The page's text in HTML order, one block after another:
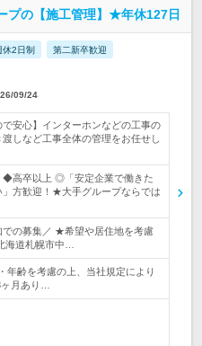
プの【施工管理】★年休127日
休2日制 第二新卒歓迎
09/24
で安心】インターホンなどの工事の
しなど工事全体の管理をお任せし
◆高卒以上 ◎「安定企業で働きた
」方歓迎！★大手グループならでは
での募集／ ★希望や居住地を考慮
海道札幌市中…
年齢を考慮の上、当社規定により
月あり…